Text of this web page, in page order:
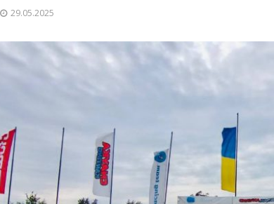
29.05.2025